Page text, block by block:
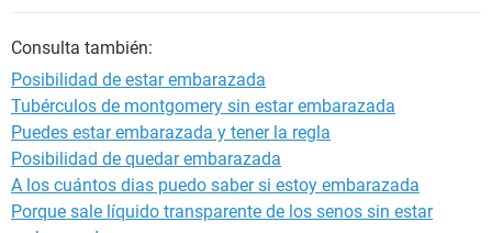
Consulta también:
Posibilidad de estar embarazada
Tubérculos de montgomery sin estar embarazada
Puedes estar embarazada y tener la regla
Posibilidad de quedar embarazada
A los cuántos dias puedo saber si estoy embarazada
Porque sale líquido transparente de los senos sin estar